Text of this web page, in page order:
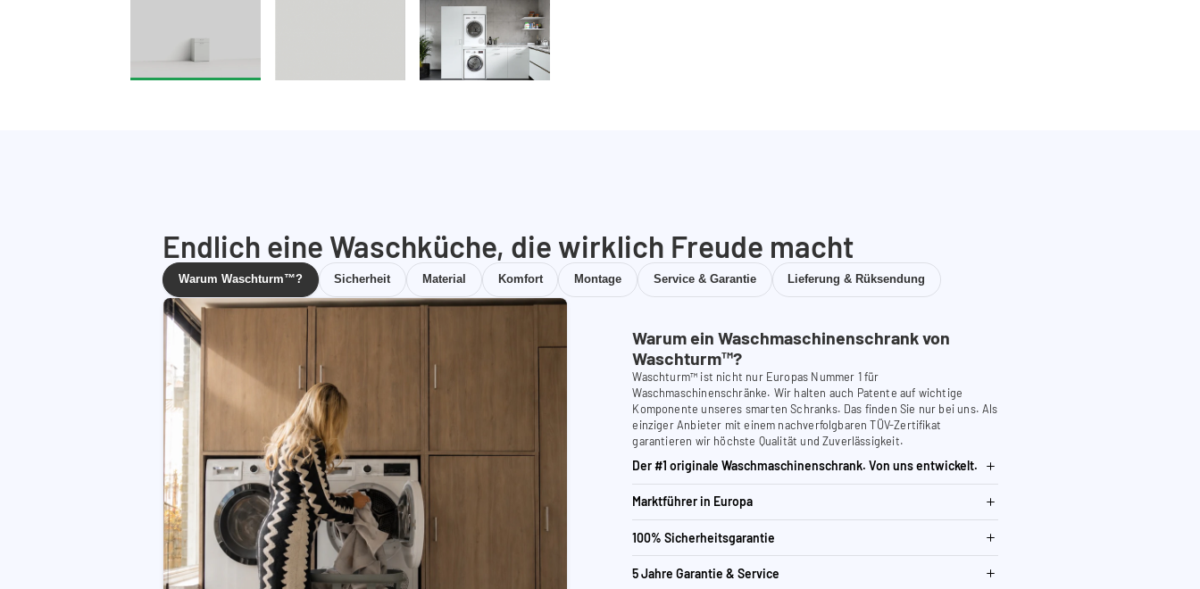
Endlich eine Waschküche, die wirklich Freude macht
Warum Waschturm™? Sicherheit Material Komfort Montage Service & Garantie Lieferung & Rüksendung
Warum ein Waschmaschinenschrank von
Waschturm™?
Waschturm™ ist nicht nur Europas Nummer 1 für
Waschmaschinenschränke. Wir halten auch Patente auf wichtige
Komponente unseres smarten Schranks. Das finden Sie nur bei uns. Als
einziger Anbieter mit einem nachverfolgbaren TÜV-Zertifikat
garantieren wir höchste Qualität und Zuverlässigkeit.
Der #1 originale Waschmaschinenschrank. Von uns entwickelt.
Marktführer in Europa
100% Sicherheitsgarantie
5 Jahre Garantie & Service